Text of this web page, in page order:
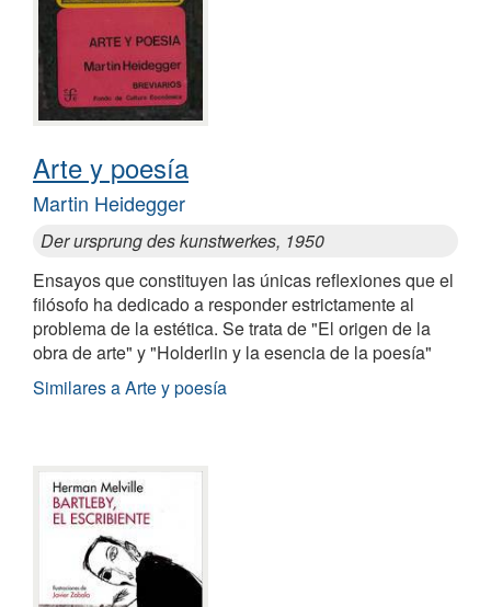
Arte y poesía
Martin Heidegger
Der ursprung des kunstwerkes, 1950
Ensayos que constituyen las únicas reflexiones que el
filósofo ha dedicado a responder estrictamente al
problema de la estética. Se trata de "El origen de la
obra de arte" y "Holderlin y la esencia de la poesía"
Similares a Arte y poesía